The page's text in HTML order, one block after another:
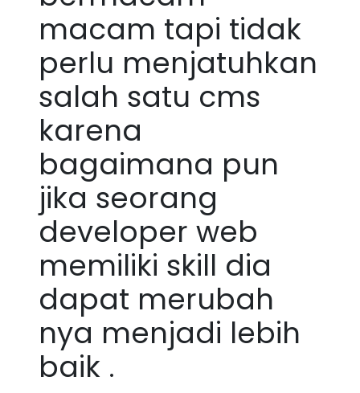
macam tapi tidak
perlu menjatuhkan
salah satu cms
karena
bagaimana pun
jika seorang
developer web
memiliki skill dia
dapat merubah
nya menjadi lebih
baik .